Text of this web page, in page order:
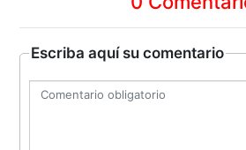
Escriba aquí su comentario